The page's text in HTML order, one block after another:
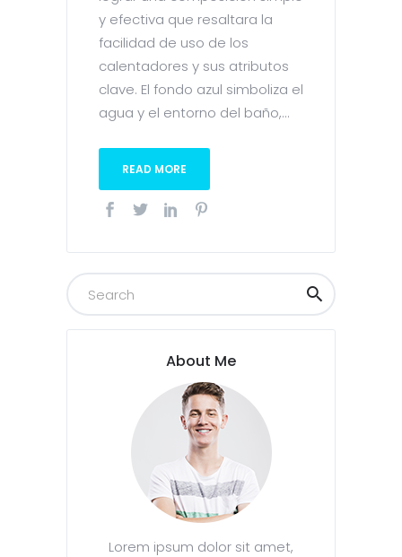
y efectiva que resaltara la
facilidad de uso de los
calentadores y sus atributos
clave. El fondo azul simboliza el
agua y el entorno del baño,...
READ MORE
About Me
Lorem ipsum dolor sit amet,